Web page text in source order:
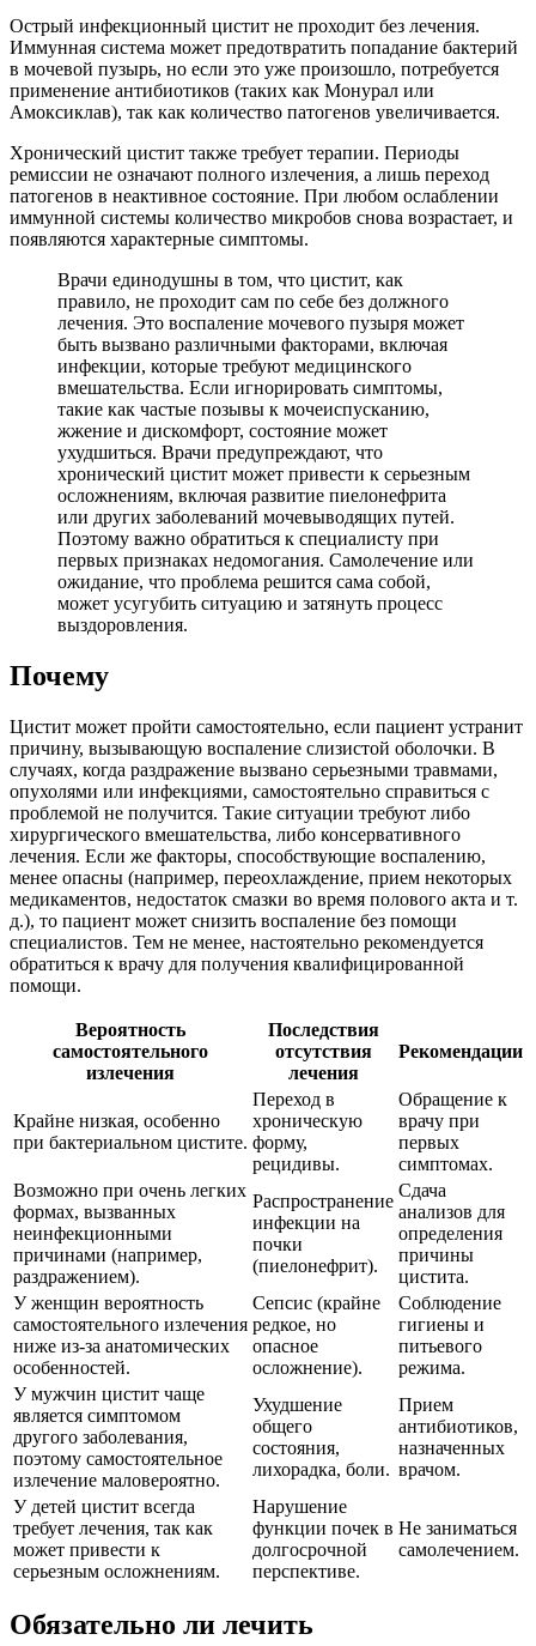
Острый инфекционный цистит не проходит без лечения.
Иммунная система может предотвратить попадание бактерий
в мочевой пузырь, но если это уже произошло, потребуется
применение антибиотиков (таких как Монурал или
Амоксиклав), так как количество патогенов увеличивается.
Хронический цистит также требует терапии. Периоды
ремиссии не означают полного излечения, а лишь переход
патогенов в неактивное состояние. При любом ослаблении
иммунной системы количество микробов снова возрастает, и
появляются характерные симптомы.
Врачи единодушны в том, что цистит, как
правило, не проходит сам по себе без должного
лечения. Это воспаление мочевого пузыря может
быть вызвано различными факторами, включая
инфекции, которые требуют медицинского
вмешательства. Если игнорировать симптомы,
такие как частые позывы к мочеиспусканию,
жжение и дискомфорт, состояние может
ухудшиться. Врачи предупреждают, что
хронический цистит может привести к серьезным
осложнениям, включая развитие пиелонефрита
или других заболеваний мочевыводящих путей.
Поэтому важно обратиться к специалисту при
первых признаках недомогания. Самолечение или
ожидание, что проблема решится сама собой,
может усугубить ситуацию и затянуть процесс
выздоровления.
Почему
Цистит может пройти самостоятельно, если пациент устранит
причину, вызывающую воспаление слизистой оболочки. В
случаях, когда раздражение вызвано серьезными травмами,
опухолями или инфекциями, самостоятельно справиться с
проблемой не получится. Такие ситуации требуют либо
хирургического вмешательства, либо консервативного
лечения. Если же факторы, способствующие воспалению,
менее опасны (например, переохлаждение, прием некоторых
медикаментов, недостаток смазки во время полового акта и т.
д.), то пациент может снизить воспаление без помощи
специалистов. Тем не менее, настоятельно рекомендуется
обратиться к врачу для получения квалифицированной
помощи.
Вероятность
самостоятельного
излечения
Последствия
отсутствия
лечения
Рекомендации
Крайне низкая, особенно
при бактериальном цистите.
Переход в
хроническую
форму,
рецидивы.
Обращение к
врачу при
первых
симптомах.
Возможно при очень легких
формах, вызванных
неинфекционными
причинами (например,
раздражением).
Распространение
инфекции на
почки
(пиелонефрит).
Сдача
анализов для
определения
причины
цистита.
У женщин вероятность
самостоятельного излечения
ниже из-за анатомических
особенностей.
Сепсис (крайне
редкое, но
опасное
осложнение).
Соблюдение
гигиены и
питьевого
режима.
У мужчин цистит чаще
является симптомом
другого заболевания,
поэтому самостоятельное
излечение маловероятно.
Ухудшение
общего
состояния,
лихорадка, боли.
Прием
антибиотиков,
назначенных
врачом.
У детей цистит всегда
требует лечения, так как
может привести к
серьезным осложнениям.
Нарушение
функции почек в
долгосрочной
перспективе.
Не заниматься
самолечением.
Обязательно ли лечить